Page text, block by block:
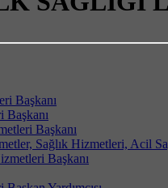
Başkanı
Başkanı
Başkanı
Sağlık Hizmetleri, Acil
Başkanı